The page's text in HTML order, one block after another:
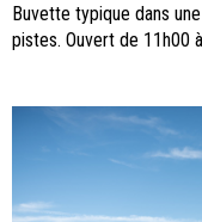
Buvette typique dans
pistes. Ouvert de 11h00